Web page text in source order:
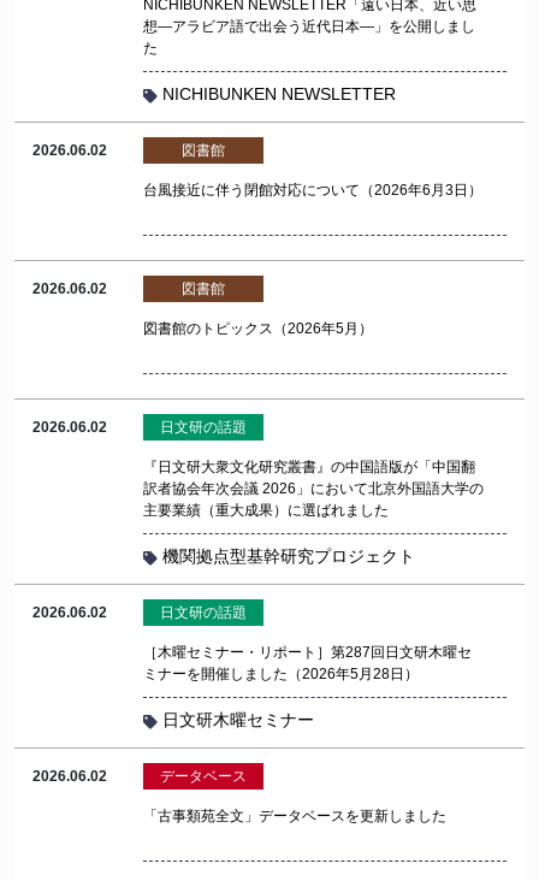
NICHIBUNKEN NEWSLETTER「遠い日本、近い思
想―アラビア語で出会う近代日本―」を公開しまし
た
NICHIBUNKEN NEWSLETTER
2026.06.02 図書館
台風接近に伴う閉館対応について（2026年6月3日）
2026.06.02 図書館
図書館のトピックス（2026年5月）
2026.06.02 日文研の話題
『日文研大衆文化研究叢書』の中国語版が「中国翻
訳者協会年次会議 2026」において北京外国語大学の
主要業績（重大成果）に選ばれました
機関拠点型基幹研究プロジェクト
2026.06.02 日文研の話題
［木曜セミナー・リポート］第287回日文研木曜セ
ミナーを開催しました（2026年5月28日）
日文研木曜セミナー
2026.06.02 データベース
「古事類苑全文」データベースを更新しました